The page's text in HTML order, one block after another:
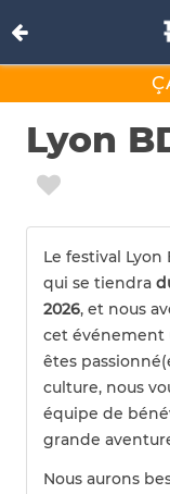
Lyon
Le festival Lyon
qui se tiendra
2026, et nous
cet événement
êtes
culture, nous
équipe de
grande
Nous aurons